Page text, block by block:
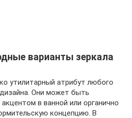
варианты зеркала
утилитарный атрибут любого
Они может быть
в ванной или органично
концепцию. В